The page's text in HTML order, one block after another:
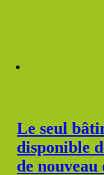
Le seul
disponible
de nouveau